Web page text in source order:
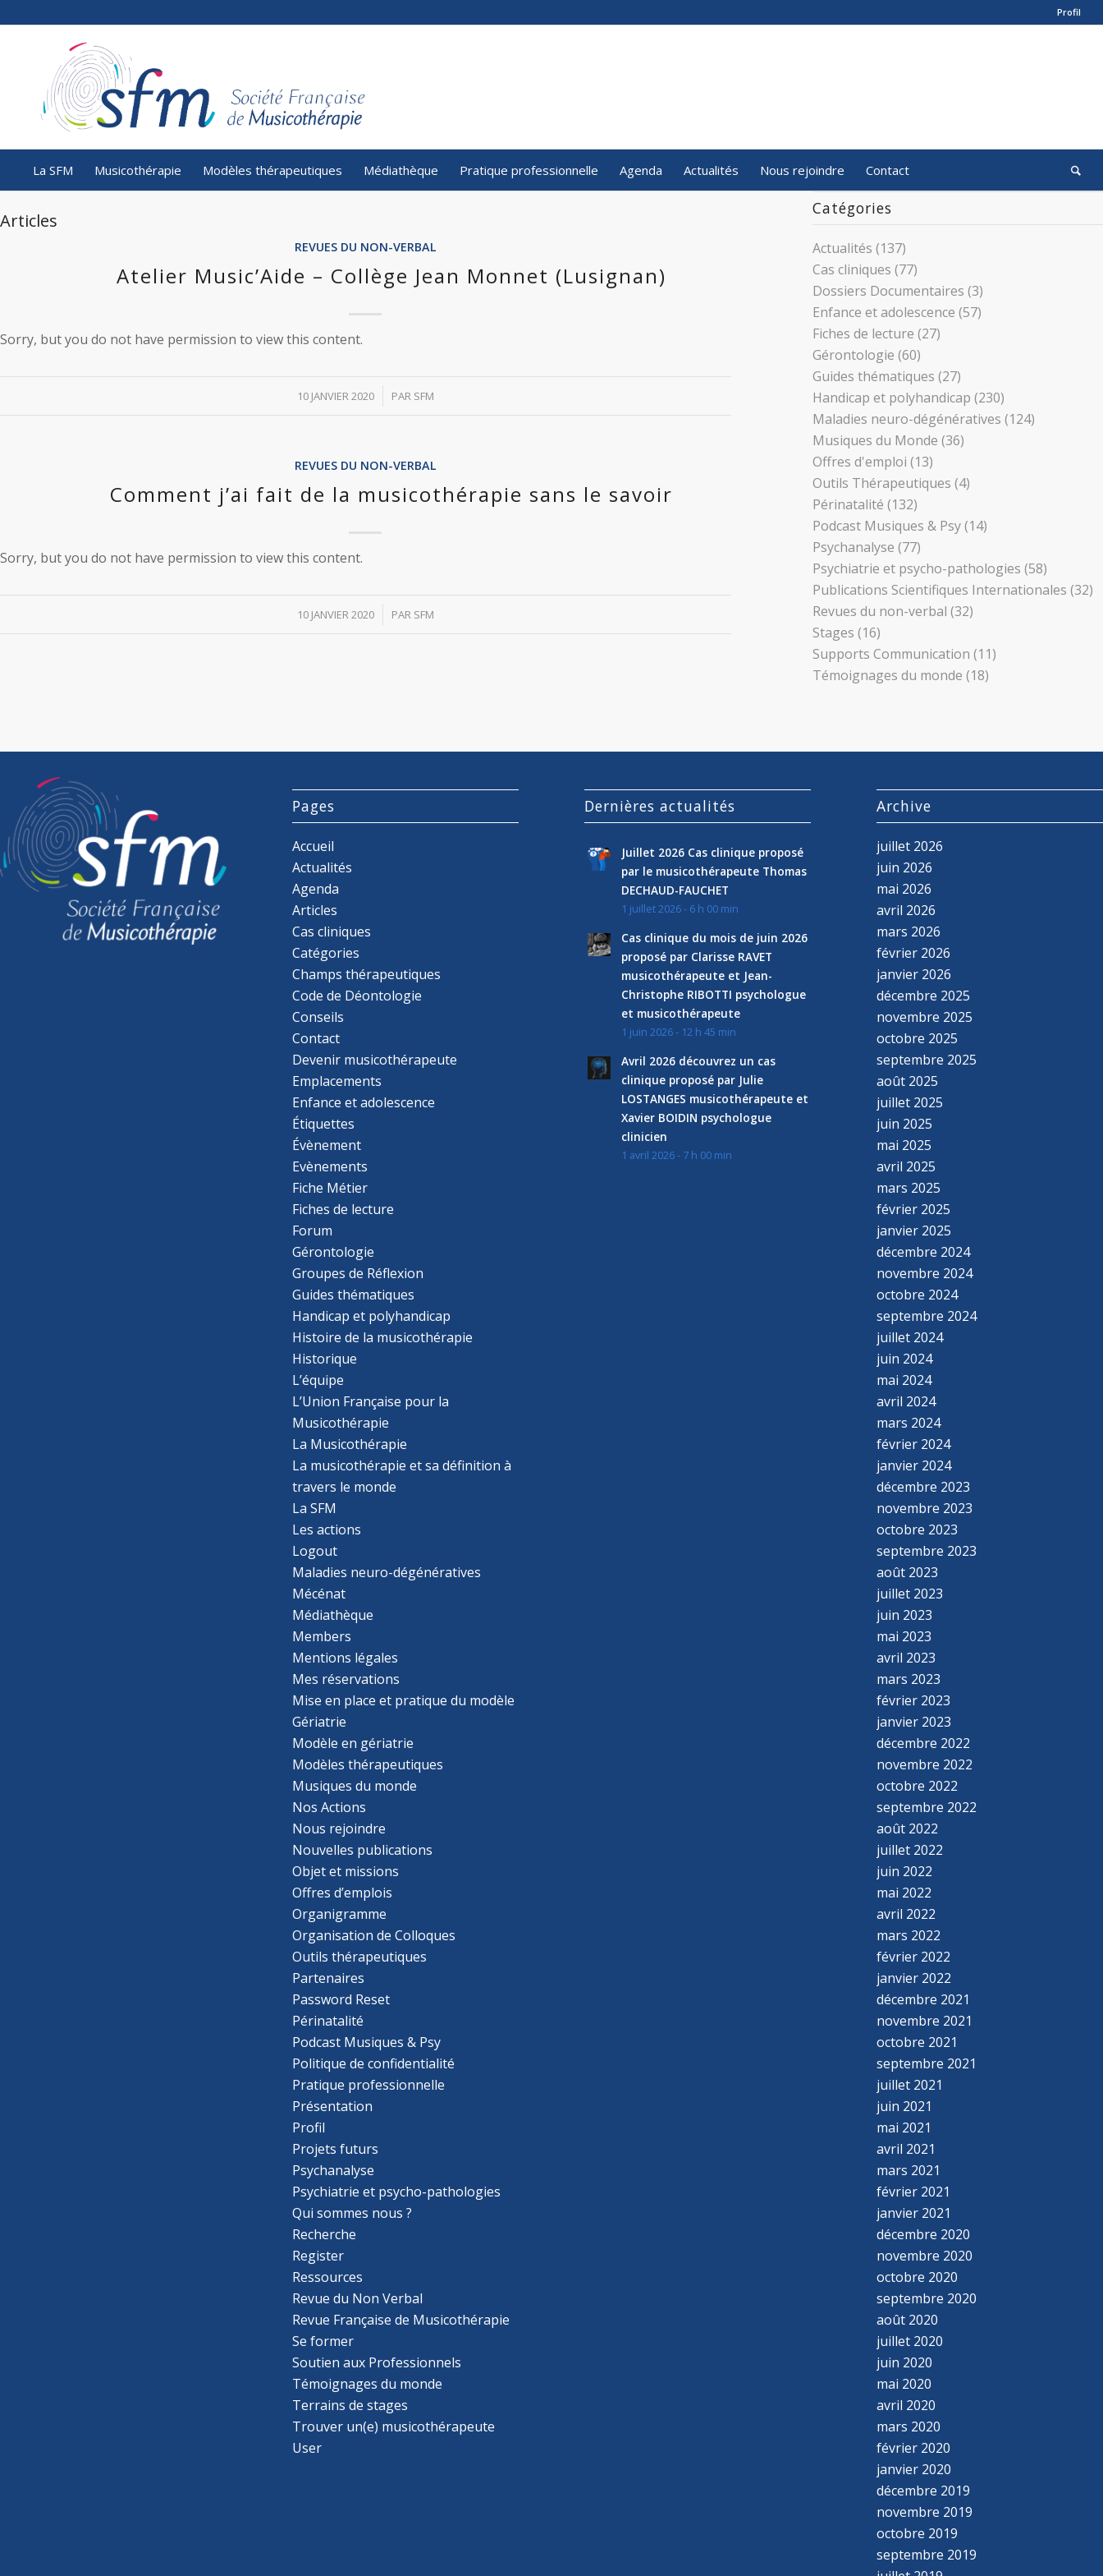
Profil
La SFM Musicothérapie Modèles thérapeutiques Médiathèque Pratique professionnelle Agenda Actualités Nous rejoindre Contact
Articles
REVUES DU NON-VERBAL
Atelier Music’Aide – Collège Jean Monnet (Lusignan)
Sorry, but you do not have permission to view this content.
10 JANVIER 2020
/ PAR SFM
REVUES DU NON-VERBAL
Comment j’ai fait de la musicothérapie sans le savoir
Sorry, but you do not have permission to view this content.
10 JANVIER 2020
/ PAR SFM
Catégories
Actualités (137)
Cas cliniques (77)
Dossiers Documentaires (3)
Enfance et adolescence (57)
Fiches de lecture (27)
Gérontologie (60)
Guides thématiques (27)
Handicap et polyhandicap (230)
Maladies neuro-dégénératives (124)
Musiques du Monde (36)
Offres d'emploi (13)
Outils Thérapeutiques (4)
Périnatalité (132)
Podcast Musiques & Psy(14)
Psychanalyse (77)
Psychiatrie et psycho-pathologies (58)
Publications Scientifiques Internationales (32)
Revues du non-verbal (32)
Stages (16)
Supports Communication (11)
Témoignages du monde (18)
Pages
Accueil
Actualités
Agenda
Articles
Cas cliniques
Catégories
Champs thérapeutiques
Code de Déontologie
Conseils
Contact
Devenir musicothérapeute
Emplacements
Enfance et adolescence
Étiquettes
Évènement
Evènements
Fiche Métier
Fiches de lecture
Forum
Gérontologie
Groupes de Réflexion
Guides thématiques
Handicap et polyhandicap
Histoire de la musicothérapie
Historique
L’équipe
L’Union Française pour la
Musicothérapie
La Musicothérapie
La musicothérapie et sa définition à
travers le monde
La SFM
Les actions
Logout
Maladies neuro-dégénératives
Mécénat
Médiathèque
Members
Mentions légales
Mes réservations
Mise en place et pratique du modèle
Gériatrie
Modèle en gériatrie
Modèles thérapeutiques
Musiques du monde
Nos Actions
Nous rejoindre
Nouvelles publications
Objet et missions
Offres d’emplois
Organigramme
Organisation de Colloques
Outils thérapeutiques
Partenaires
Password Reset
Périnatalité
Podcast Musiques & Psy
Politique de confidentialité
Pratique professionnelle
Présentation
Profil
Projets futurs
Psychanalyse
Psychiatrie et psycho-pathologies
Qui sommes nous ?
Recherche
Register
Ressources
Revue du Non Verbal
Revue Française de Musicothérapie
Se former
Soutien aux Professionnels
Témoignages du monde
Terrains de stages
Trouver un(e) musicothérapeute
User
Dernières actualités
Juillet 2026 Cas clinique proposé
par le musicothérapeute Thomas
DECHAUD-FAUCHET
1 juillet 2026 - 6 h 00 min
Cas clinique du mois de juin 2026
proposé par Clarisse RAVET
musicothérapeute et Jean-
Christophe RIBOTTI psychologue
et musicothérapeute
1 juin 2026 - 12 h 45 min
Avril 2026 découvrez un cas
clinique proposé par Julie
LOSTANGES musicothérapeute et
Xavier BOIDIN psychologue
clinicien
1 avril 2026 - 7 h 00 min
Archive
juillet 2026
juin 2026
mai 2026
avril 2026
mars 2026
février 2026
janvier 2026
décembre 2025
novembre 2025
octobre 2025
septembre 2025
août 2025
juillet 2025
juin 2025
mai 2025
avril 2025
mars 2025
février 2025
janvier 2025
décembre 2024
novembre 2024
octobre 2024
septembre 2024
juillet 2024
juin 2024
mai 2024
avril 2024
mars 2024
février 2024
janvier 2024
décembre 2023
novembre 2023
octobre 2023
septembre 2023
août 2023
juillet 2023
juin 2023
mai 2023
avril 2023
mars 2023
février 2023
janvier 2023
décembre 2022
novembre 2022
octobre 2022
septembre 2022
août 2022
juillet 2022
juin 2022
mai 2022
avril 2022
mars 2022
février 2022
janvier 2022
décembre 2021
novembre 2021
octobre 2021
septembre 2021
juillet 2021
juin 2021
mai 2021
avril 2021
mars 2021
février 2021
janvier 2021
décembre 2020
novembre 2020
octobre 2020
septembre 2020
août 2020
juillet 2020
juin 2020
mai 2020
avril 2020
mars 2020
février 2020
janvier 2020
décembre 2019
novembre 2019
octobre 2019
septembre 2019